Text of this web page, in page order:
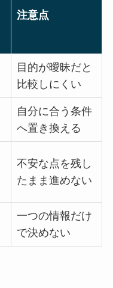
注意点
目的が曖昧だと
比較しにくい
自分に合う条件
へ置き換える
不安な点を残し
たまま進めない
一つの情報だけ
で決めない